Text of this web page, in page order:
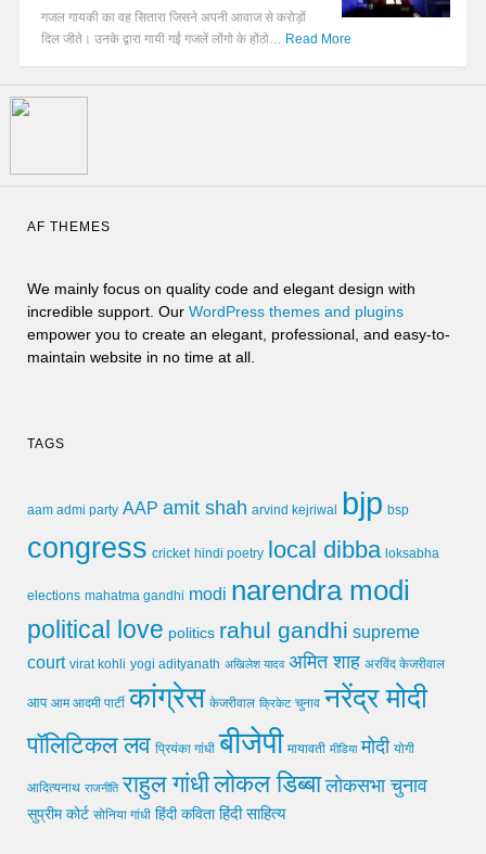
गजल गायकी का वह सितारा जिसने अपनी आवाज से करोड़ों
दिल जीते। उनके द्वारा गायी गईं गजलें लोंगो के होंठो… Read More
AF THEMES
We mainly focus on quality code and elegant design with
incredible support. Our WordPress themes and plugins
empower you to create an elegant, professional, and easy-to-
maintain website in no time at all.
TAGS
aam admi party AAP amit shah arvind kejriwal bjp bsp
congress cricket hindi poetry local dibba loksabha
elections mahatma gandhi modi narendra modi
political love politics rahul gandhi supreme
court virat kohli yogi adityanath अखिलेश यादव अमित शाह अरविंद केजरीवाल
आप आम आदमी पार्टी कांग्रेस केजरीवाल क्रिकेट चुनाव नरेंद्र मोदी
पॉलिटिकल लव प्रियंका गांधी बीजेपी मायावती मीडिया मोदी योगी
आदित्यनाथ राजनीति राहुल गांधीलोकल डिब्बा लोकसभा चुनाव
सुप्रीम कोर्ट सोनिया गांधी हिंदी कविता हिंदी साहित्य